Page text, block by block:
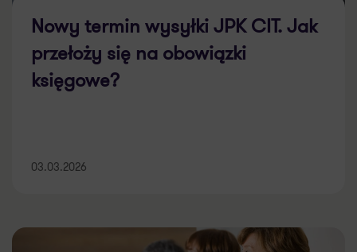
Nowy termin wysyłki JPK CIT. Jak
przełoży się na obowiązki
księgowe?
03.03.2026